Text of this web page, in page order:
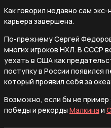
Как говорил недавно сам
карьера завершена.
По-прежнему Сергей
многих игроков НХЛ. В СССР
уехать в США как
поступку в России появился
который проявил себя за
Возможно, если бы не
победы и рекорды Малкина и